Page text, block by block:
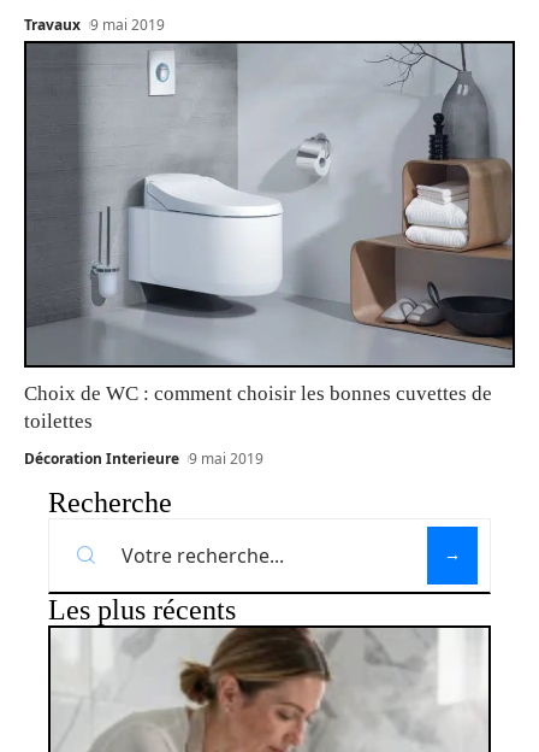
Travaux 9 mai 2019
Choix de WC : comment choisir les bonnes cuvettes de
toilettes
Décoration Interieure 9 mai 2019
Recherche
Les plus récents